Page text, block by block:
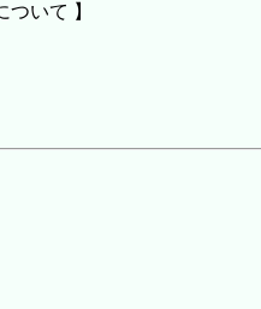
ついて 】